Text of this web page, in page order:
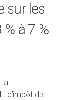
sur les
à 7 %
la
d’impôt de